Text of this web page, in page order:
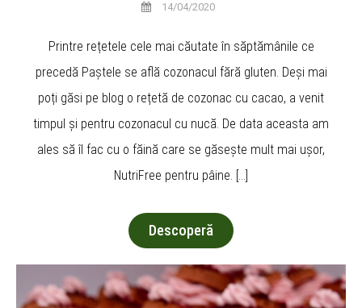
14/04/2020
Printre rețetele cele mai căutate în săptămânile ce
precedă Paștele se află cozonacul fără gluten. Deși mai
poți găsi pe blog o rețetă de cozonac cu cacao, a venit
timpul și pentru cozonacul cu nucă. De data aceasta am
ales să îl fac cu o făină care se găsește mult mai ușor,
NutriFree pentru pâine. […]
Descoperă